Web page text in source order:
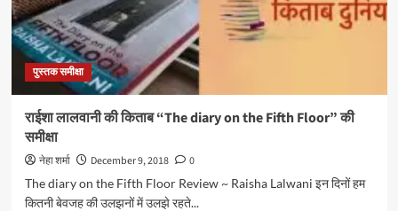
पुस्तक समीक्षा
राईशा लालवानी की किताब “The diary on the Fifth Floor” की
समीक्षा
नेहा शर्मा December 9, 2018
0
The diary on the Fifth Floor Review ~ Raisha Lalwani इन दिनों हम
कितनी बेवजह की उलझनों में उलझे रहते...